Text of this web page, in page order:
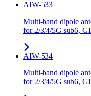
AIW-533
Multi-band dipole
for 2/3/4/5G sub6,
AIW-534
Multi-band dipole
for 2/3/4/5G sub6,